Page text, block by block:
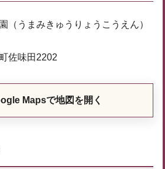
（うまみきゅうりょうこうえん）
佐味田2202
Mapsで地図を開く